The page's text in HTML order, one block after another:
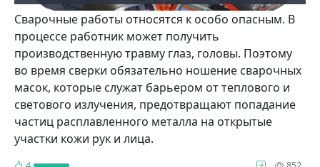
Сварочные работы относятся к особо опасным. В
процессе работник может получить
производственную травму глаз, головы. Поэтому
во время сверки обязательно ношение сварочных
масок, которые служат барьером от теплового и
светового излучения, предотвращают попадание
частиц расплавленного металла на открытые
участки кожи рук и лица.